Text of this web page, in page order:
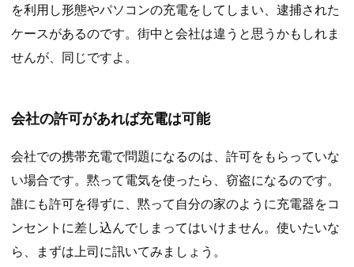
を利用し形態やパソコンの充電をしてしまい、逮捕された
ケースがあるのです。街中と会社は違うと思うかもしれま
せんが、同じですよ。
会社の許可があれば充電は可能
会社での携帯充電で問題になるのは、許可をもらっていな
い場合です。黙って電気を使ったら、窃盗になるのです。
誰にも許可を得ずに、黙って自分の家のように充電器をコ
ンセントに差し込んでしまってはいけません。使いたいな
ら、まずは上司に訊いてみましょう。